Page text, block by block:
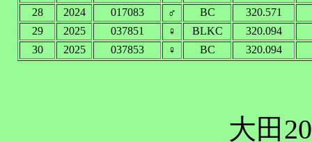
28
2024 017083 ♂ BC
320.571
29
2025 037851 ♀ BLKC
320.094
30
2025 037853 ♀ BC 320.094
大田